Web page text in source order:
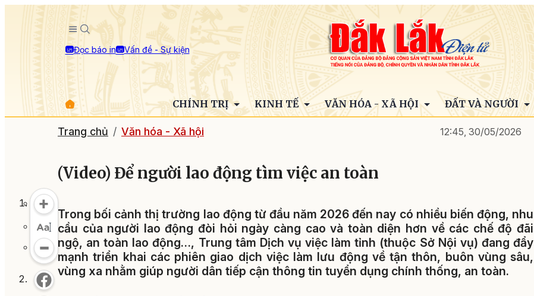
Đọc báo in Vấn đề - Sự kiện
CHÍNH TRỊ KINH TẾ VĂN HÓA - XÃ HỘI ĐẤT VÀ NGƯỜI
Trang chủ Văn hóa - Xã hội 12:45, 30/05/2026
(Video) Để người lao động tìm việc an toàn
Trong bối cảnh thị trường lao động từ đầu năm 2026 đến nay có nhiều biến động, nhu
cầu của người lao động đòi hỏi ngày càng cao và toàn diện hơn về các chế độ đãi
ngộ, an toàn lao động…, Trung tâm Dịch vụ việc làm tỉnh (thuộc Sở Nội vụ) đang đẩy
mạnh triển khai các phiên giao dịch việc làm lưu động về tận thôn, buôn vùng sâu,
vùng xa nhằm giúp người dân tiếp cận thông tin tuyển dụng chính thống, an toàn.